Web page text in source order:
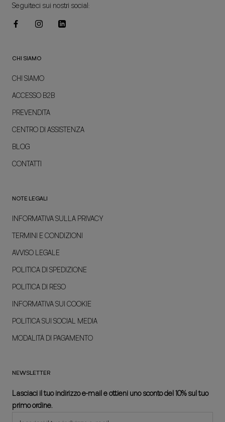
Seguiteci sui nostri social:
CHI SIAMO
CHI SIAMO
ACCESSO B2B
PREVENDITA
CENTRO DI ASSISTENZA
BLOG
CONTATTI
NOTE LEGALI
INFORMATIVA SULLA PRIVACY
TERMINI E CONDIZIONI
AVVISO LEGALE
POLITICA DI SPEDIZIONE
POLITICA DI RESO
INFORMATIVA SUI COOKIE
POLITICA SUI SOCIAL MEDIA
MODALITÀ DI PAGAMENTO
NEWSLETTER
Lasciaci il tuo indirizzo e-mail e ottieni uno sconto del 10% sul tuo
primo ordine.